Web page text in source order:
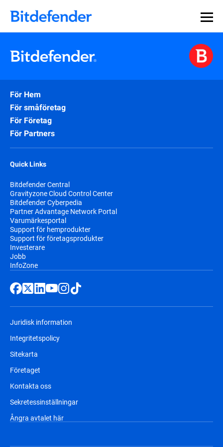
För Hem
För småföretag
För Företag
För Partners
Quick Links
Bitdefender Central
Gravityzone Cloud Control Center
Bitdefender Cyberpedia
Partner Advantage Network Portal
Varumärkesportal
Support för hemprodukter
Support för företagsprodukter
Investerare
Jobb
InfoZone
Juridisk information
Integritetspolicy
Sitekarta
Företaget
Kontakta oss
Sekretessinställningar
Ångra avtalet här